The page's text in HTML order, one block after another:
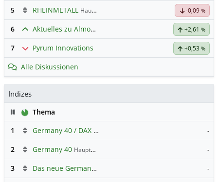
5 RHEINMETALL Hauptdiskussion -0,09 %
6 Aktuelles zu Almonty Industries +2,61 %
7 Pyrum Innovations +0,53 %
Alle Diskussionen
Indizes
PauseThema
1
Germany 40 / DAX Prognose -
2 Germany 40 Hauptdiskussion -
3 Das neue Germany 40 Prognose Forum -